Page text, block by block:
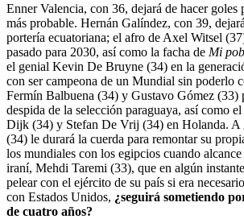
Enner Valencia, con 36, dejará de hacer goles
más probable. Hernán Galíndez, con 39,
portería ecuatoriana; el afro de Axel Witsel
pasado para 2030, así como la facha de Mi
el genial Kevin De Bruyne (34) en la
con ser campeona de un Mundial sin poderlo
Fermín Balbuena (34) y Gustavo Gómez (33)
despida de la selección paraguaya, así como
Dijk (34) y Stefan De Vrij (34) en Holanda. A
(34) le durará la cuerda para remontar su
los mundiales con los egipcios cuando
iraní, Mehdi Taremi (33), que en algún
pelear con el ejército de su país si era
con Estados Unidos, ¿seguirá sometiendo
de cuatro años?